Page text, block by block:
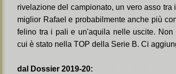
rivelazione del campionato, un vero asso tra
miglior Rafael e probabilmente anche più
felino tra i pali e un'aquila nelle uscite. Non
cui è stato nella TOP della Serie B. Ci
dal Dossier 2019-20: